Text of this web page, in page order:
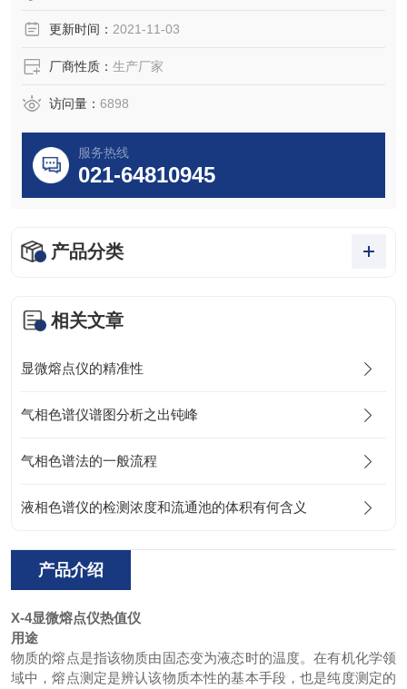
更新时间： 2021-11-03
厂商性质： 生产厂家
访问量： 6898
服务热线
021-64810945
产品分类
相关文章
显微熔点仪的精准性
气相色谱仪谱图分析之出钝峰
气相色谱法的一般流程
液相色谱仪的检测浓度和流通池的体积有何含义
产品介绍
X-4显微熔点仪热值仪
用途
物质的熔点是指该物质由固态变为液态时的温度。在有机化学领
域中，熔点测定是辨认该物质本性的基本手段，也是纯度测定的